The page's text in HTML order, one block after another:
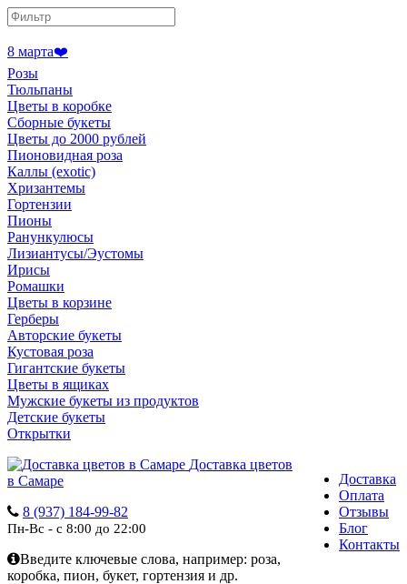
8 марта❤️
Розы
Тюльпаны
Цветы в коробке
Сборные букеты
Цветы до 2000 рублей
Пионовидная роза
Каллы (exotic)
Хризантемы
Гортензии
Пионы
Ранункулюсы
Лизиантусы/Эустомы
Ирисы
Ромашки
Цветы в корзине
Герберы
Авторские букеты
Кустовая роза
Гигантские букеты
Цветы в ящиках
Мужские букеты из продуктов
Детские букеты
Открытки
Доставка
Оплата
Отзывы
Блог
Контакты
Доставка цветов
в Самаре
8 (937) 184-99-82
Пн-Вс - с 8:00 до 22:00
Введите ключевые слова, например: роза,
коробка, пион, букет, гортензия и др.